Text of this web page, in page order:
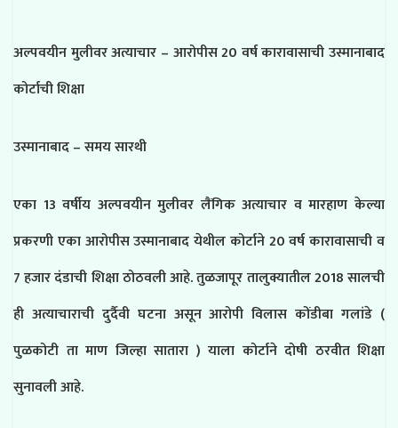
अल्पवयीन मुलीवर अत्याचार – आरोपीस 20 वर्ष कारावासाची उस्मानाबाद
कोर्टाची शिक्षा
उस्मानाबाद – समय सारथी
एका 13 वर्षीय अल्पवयीन मुलीवर लैंगिक अत्याचार व मारहाण केल्या
प्रकरणी एका आरोपीस उस्मानाबाद येथील कोर्टाने 20 वर्ष कारावासाची व
7 हजार दंडाची शिक्षा ठोठवली आहे. तुळजापूर तालुक्यातील 2018 सालची
ही अत्याचाराची दुर्दैवी घटना असून आरोपी विलास कोंडीबा गलांडे (
पुळकोटी ता माण जिल्हा सातारा ) याला कोर्टाने दोषी ठरवीत शिक्षा
सुनावली आहे.